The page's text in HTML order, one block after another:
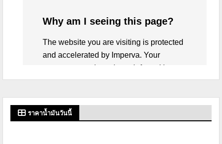
ราคาน้ำมันวันนี้